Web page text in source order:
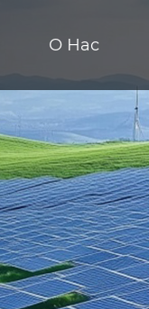
О Нас